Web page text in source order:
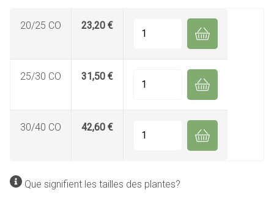
20/25 CO 23,20 €
25/30 CO 31,50 €
30/40 CO 42,60 €
Que signifient les tailles des plantes?